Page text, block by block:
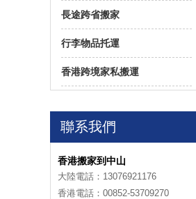
長途跨省搬家
行李物品托運
香港跨境家私搬運
聯系我們
香港搬家到中山
大陸電話：13076921176
香港電話：00852-53709270